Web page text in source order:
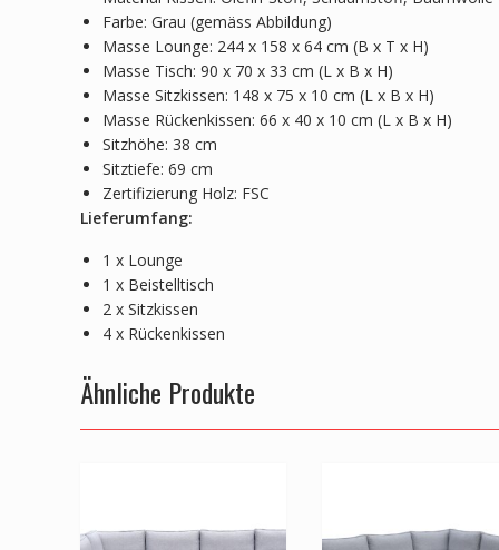
Farbe: Grau (gemäss Abbildung)
Masse Lounge: 244 x 158 x 64 cm (B x T x H)
Masse Tisch: 90 x 70 x 33 cm (L x B x H)
Masse Sitzkissen: 148 x 75 x 10 cm (L x B x H)
Masse Rückenkissen: 66 x 40 x 10 cm (L x B x H)
Sitzhöhe: 38 cm
Sitztiefe: 69 cm
Zertifizierung Holz: FSC
Lieferumfang:
1 x Lounge
1 x Beistelltisch
2 x Sitzkissen
4 x Rückenkissen
Ähnliche Produkte